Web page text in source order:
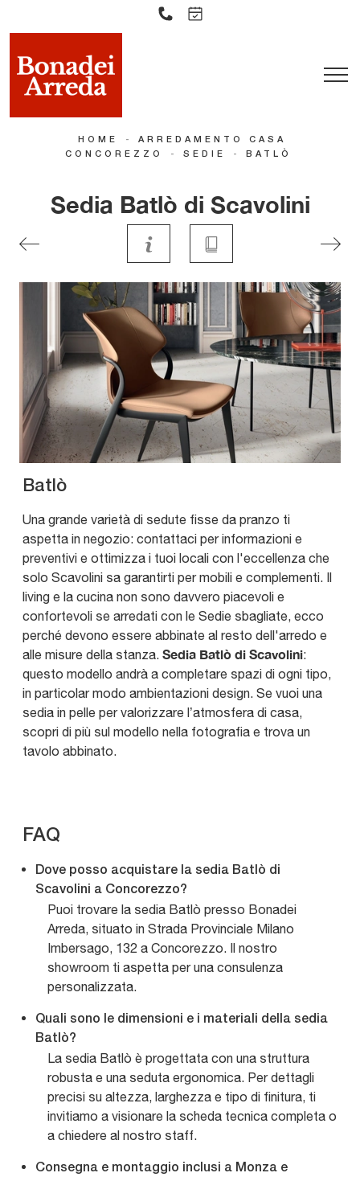
HOME -
ARREDAMENTO CASA
CONCOREZZO
- SEDIE - BATLÒ
Sedia Batlò di Scavolini
Batlò
Una grande varietà di sedute fisse da pranzo ti
aspetta in negozio: contattaci per informazioni e
preventivi e ottimizza i tuoi locali con l'eccellenza che
solo Scavolini sa garantirti per mobili e complementi. Il
living e la cucina non sono davvero piacevoli e
confortevoli se arredati con le Sedie sbagliate, ecco
perché devono essere abbinate al resto dell'arredo e
alle misure della stanza. Sedia Batlò di Scavolini:
questo modello andrà a completare spazi di ogni tipo,
in particolar modo ambientazioni design. Se vuoi una
sedia in pelle per valorizzare l’atmosfera di casa,
scopri di più sul modello nella fotografia e trova un
tavolo abbinato.
FAQ
Dove posso acquistare la sedia Batlò di
Scavolini a Concorezzo?
Puoi trovare la sedia Batlò presso Bonadei
Arreda, situato in Strada Provinciale Milano
Imbersago, 132 a Concorezzo. Il nostro
showroom ti aspetta per una consulenza
personalizzata.
Quali sono le dimensioni e i materiali della sedia
Batlò?
La sedia Batlò è progettata con una struttura
robusta e una seduta ergonomica. Per dettagli
precisi su altezza, larghezza e tipo di finitura, ti
invitiamo a visionare la scheda tecnica completa o
a chiedere al nostro staff.
Consegna e montaggio inclusi a Monza e